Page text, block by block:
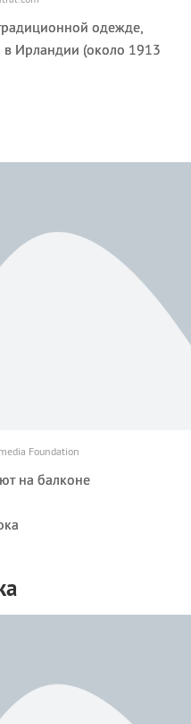
одежде,
Ирландии (около 1913
Foundation
на балконе